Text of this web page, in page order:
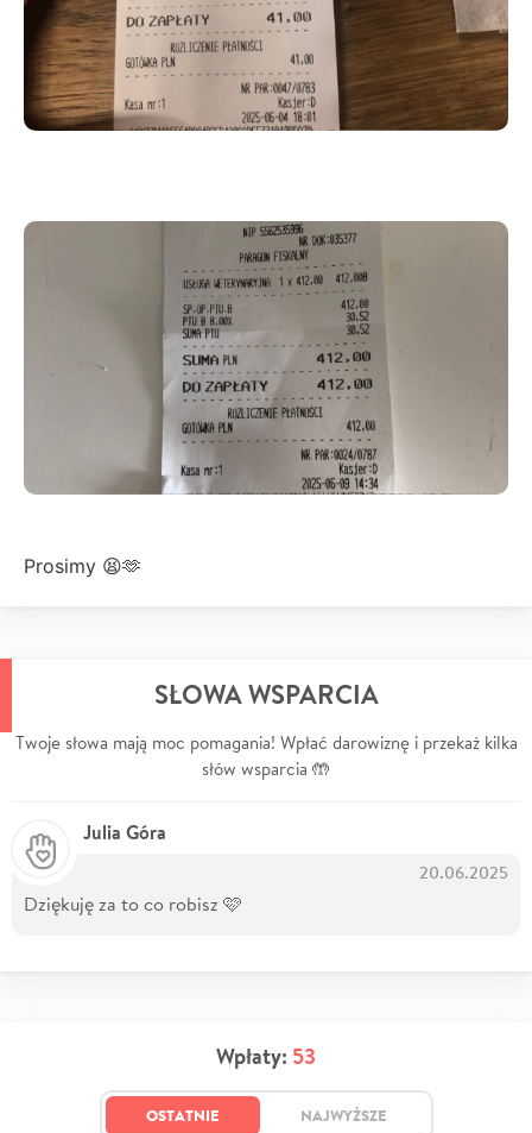
Prosimy 😫🫶
SŁOWA WSPARCIA
Twoje słowa mają moc pomagania! Wpłać darowiznę i przekaż kilka
słów wsparcia 🤲
Julia Góra
20.06.2025
Dziękuję za to co robisz 🩷
Wpłaty: 53
OSTATNIE NAJWYŻSZE